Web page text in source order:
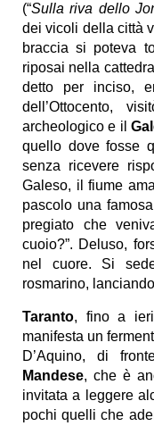
(“Sulla riva dello
dei vicoli della città
braccia si poteva
riposai nella
detto per inciso,
dell’Ottocento,
archeologico e il
quello dove fosse
senza ricevere
Galeso, il fiume
pascolo una
pregiato che
cuoio?”. Deluso,
nel cuore. Si
rosmarino,
Taranto, fino a ieri
manifesta un
D’Aquino, di
Mandese, che è
invitata a leggere
pochi quelli che